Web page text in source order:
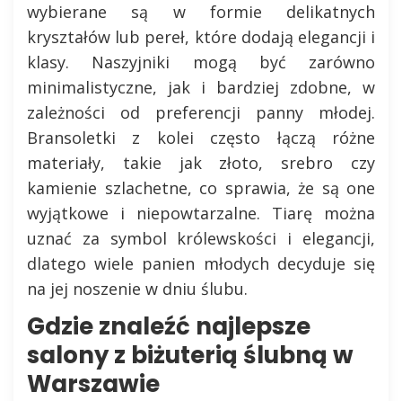
wybierane są w formie delikatnych
kryształów lub pereł, które dodają elegancji i
klasy. Naszyjniki mogą być zarówno
minimalistyczne, jak i bardziej zdobne, w
zależności od preferencji panny młodej.
Bransoletki z kolei często łączą różne
materiały, takie jak złoto, srebro czy
kamienie szlachetne, co sprawia, że są one
wyjątkowe i niepowtarzalne. Tiarę można
uznać za symbol królewskości i elegancji,
dlatego wiele panien młodych decyduje się
na jej noszenie w dniu ślubu.
Gdzie znaleźć najlepsze
salony z biżuterią ślubną w
Warszawie